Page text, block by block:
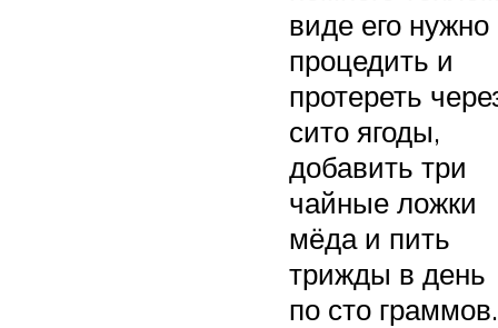
виде его нужно
процедить и
протереть
сито ягоды,
добавить три
чайные ложки
мёда и пить
трижды в день
по сто граммов.